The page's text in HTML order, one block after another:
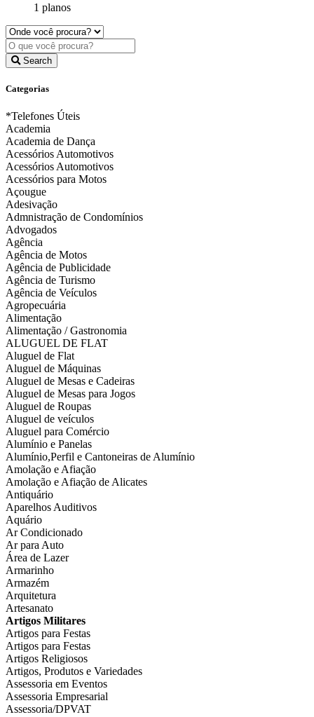
1 planos
Search
Categorias
*Telefones Úteis
Academia
Academia de Dança
Acessórios Automotivos
Acessórios Automotivos
Acessórios para Motos
Açougue
Adesivação
Admnistração de Condomínios
Advogados
Agência
Agência de Motos
Agência de Publicidade
Agência de Turismo
Agência de Veículos
Agropecuária
Alimentação
Alimentação / Gastronomia
ALUGUEL DE FLAT
Aluguel de Flat
Aluguel de Máquinas
Aluguel de Mesas e Cadeiras
Aluguel de Mesas para Jogos
Aluguel de Roupas
Aluguel de veículos
Aluguel para Comércio
Alumínio e Panelas
Alumínio,Perfil e Cantoneiras de Alumínio
Amolação e Afiação
Amolação e Afiação de Alicates
Antiquário
Aparelhos Auditivos
Aquário
Ar Condicionado
Ar para Auto
Área de Lazer
Armarinho
Armazém
Arquitetura
Artesanato
Artigos Militares
Artigos para Festas
Artigos para Festas
Artigos Religiosos
Artigos, Produtos e Variedades
Assessoria em Eventos
Assessoria Empresarial
Assessoria/DPVAT